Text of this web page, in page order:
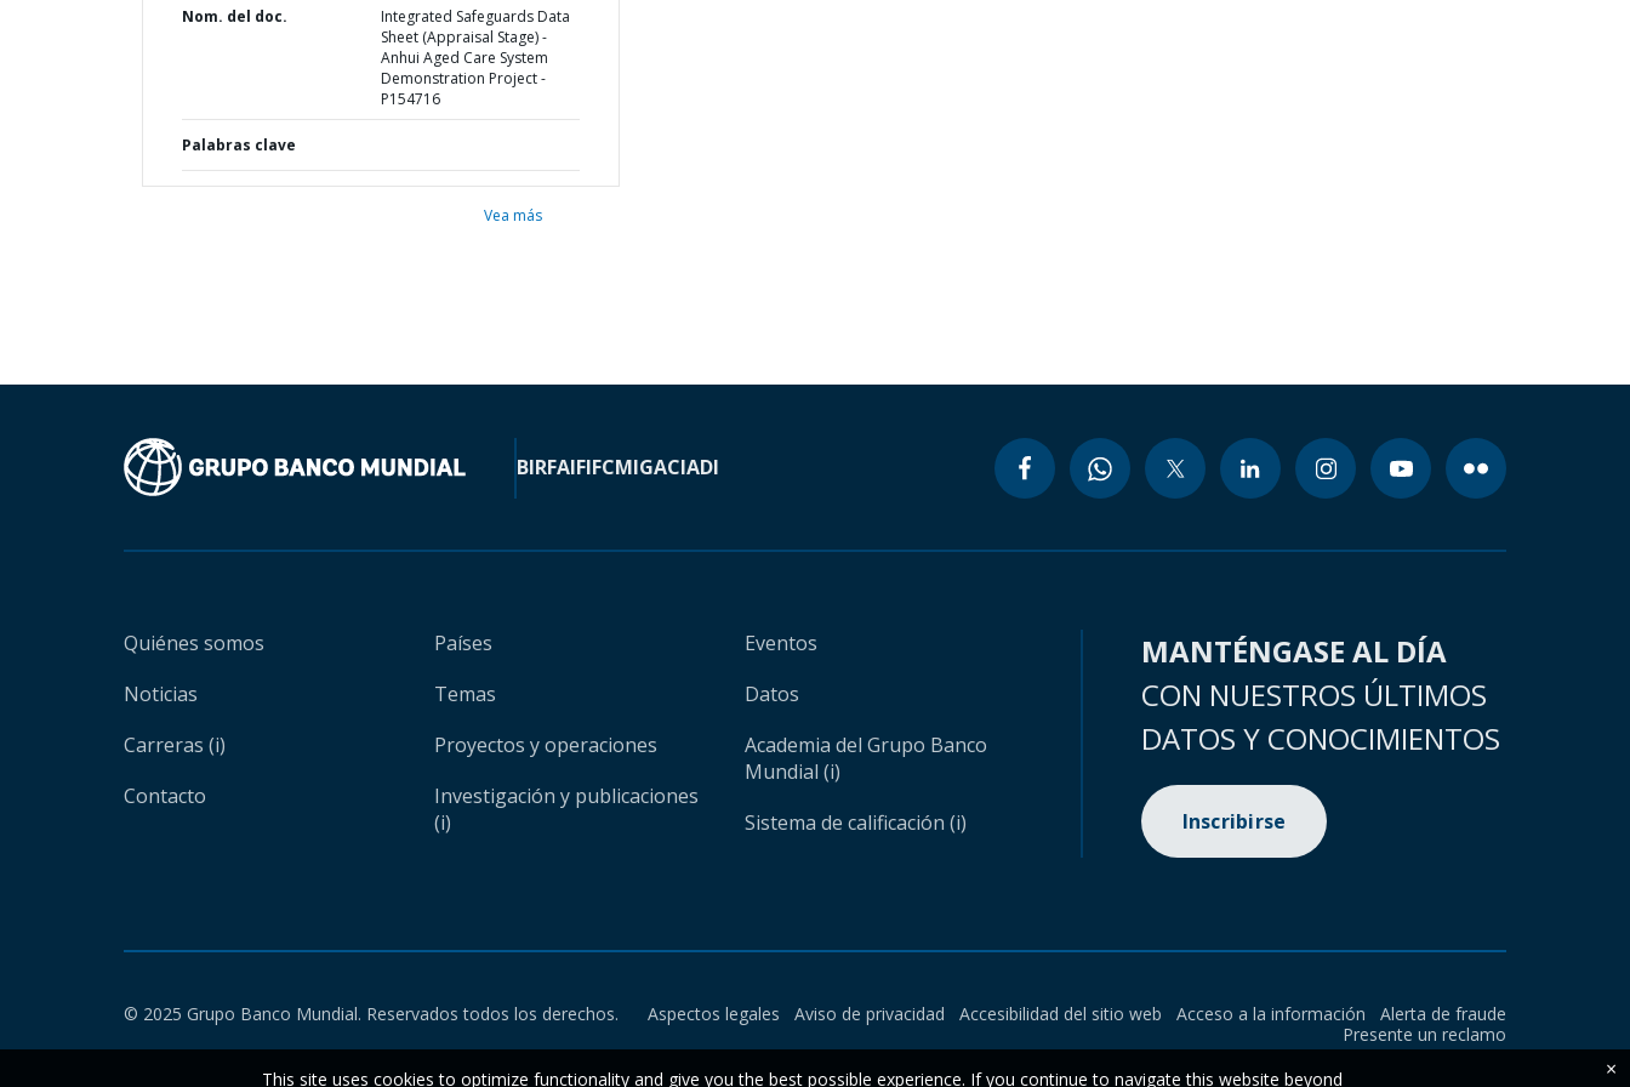
Nom. del doc.
Integrated Safeguards Data
Sheet (Appraisal Stage) -
Anhui Aged Care System
Demonstration Project -
P154716
Palabras clave
Vea más
BIRFAIFIFCMIGACIADI
Quiénes somos
Noticias
Carreras (i)
Contacto
Países
Temas
Proyectos y operaciones
Investigación y publicaciones
(i)
Eventos
Datos
Academia del Grupo Banco
Mundial (i)
Sistema de calificación (i)
MANTÉNGASE AL DÍA
CON NUESTROS ÚLTIMOS
DATOS Y CONOCIMIENTOS
Inscribirse
© 2025 Grupo Banco Mundial. Reservados todos los derechos. Aspectos legales Aviso de privacidad Accesibilidad del sitio web Acceso a la información
Alerta de fraude
Presente un reclamo
This site uses cookies to optimize functionality and give you the best possible experience. If you continue to navigate this website beyond
×